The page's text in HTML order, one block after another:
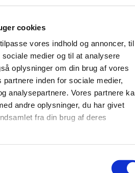
cookies
vores indhold og annoncer, til
medier og til at analysere
oplysninger om din brug af vores
inden for sociale medier,
analysepartnere. Vores partnere
andre oplysninger, du har givet
fra din brug af deres
2027, kl. 09:00
den kommende søndags tekst
Herefter bøn.